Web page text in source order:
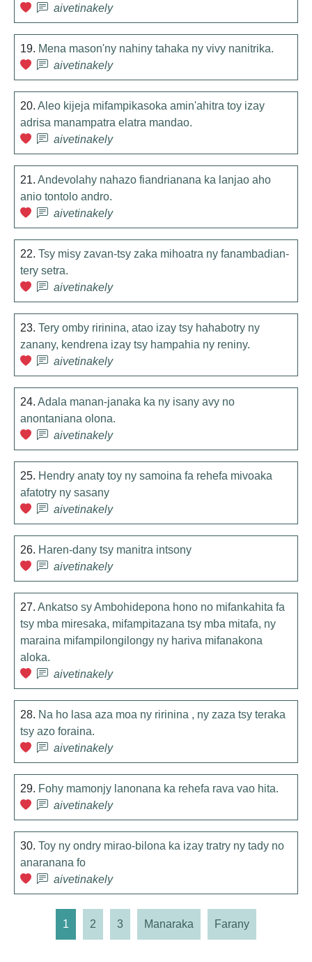
aivetinakely
19. Mena mason'ny nahiny tahaka ny vivy nanitrika.
aivetinakely
20. Aleo kijeja mifampikasoka amin'ahitra toy izay
adrisa manampatra elatra mandao.
aivetinakely
21. Andevolahy nahazo fiandrianana ka lanjao aho
anio tontolo andro.
aivetinakely
22. Tsy misy zavan-tsy zaka mihoatra ny fanambadian-
tery setra.
aivetinakely
23. Tery omby ririnina, atao izay tsy hahabotry ny
zanany, kendrena izay tsy hampahia ny reniny.
aivetinakely
24. Adala manan-janaka ka ny isany avy no
anontaniana olona.
aivetinakely
25. Hendry anaty toy ny samoina fa rehefa mivoaka
afatotry ny sasany
aivetinakely
26. Haren-dany tsy manitra intsony
aivetinakely
27. Ankatso sy Ambohidepona hono no mifankahita fa
tsy mba miresaka, mifampitazana tsy mba mitafa, ny
maraina mifampilongilongy ny hariva mifanakona
aloka.
aivetinakely
28. Na ho lasa aza moa ny ririnina , ny zaza tsy teraka
tsy azo foraina.
aivetinakely
29. Fohy mamonjy lanonana ka rehefa rava vao hita.
aivetinakely
30. Toy ny ondry mirao-bilona ka izay tratry ny tady no
anaranana fo
aivetinakely
1 2 3 Manaraka Farany